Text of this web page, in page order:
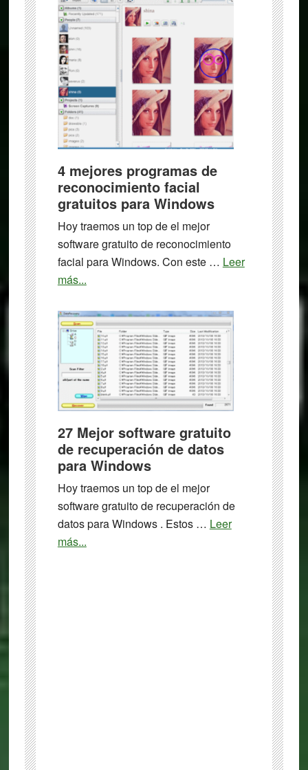
4 mejores programas de
reconocimiento facial
gratuitos para Windows
Hoy traemos un top de el mejor
software gratuito de reconocimiento
facial para Windows. Con este … Leer
más...
mejores
programas
de
reconocimiento
facial
gratuitos
Windows
27 Mejor software gratuito
de recuperación de datos
para Windows
Hoy traemos un top de el mejor
software gratuito de recuperación de
datos para Windows . Estos … Leer
más...about